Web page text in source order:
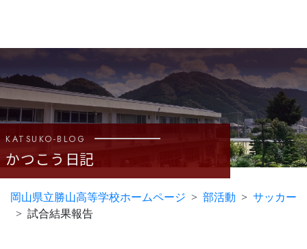
岡山県立勝山高等学校ホームページ 部活動
サッカー
試合結果報告
KATSUKO-BLOG
かつこう日記